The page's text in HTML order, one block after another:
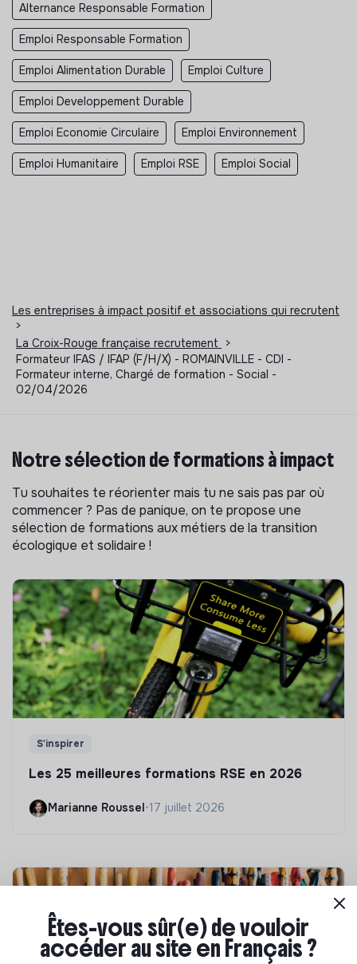
Alternance Responsable Formation
Emploi Responsable Formation
Emploi Alimentation Durable Emploi Culture
Emploi Developpement Durable
Emploi Economie Circulaire Emploi Environnement
Emploi Humanitaire Emploi RSE Emploi Social
Les entreprises à impact positif et associations qui recrutent
>
La Croix-Rouge française recrutement
>
Formateur IFAS / IFAP (F/H/X) - ROMAINVILLE - CDI -
Formateur interne, Chargé de formation - Social -
02/04/2026
Notre sélection de formations à impact
Tu souhaites te réorienter mais tu ne sais pas par où
commencer ? Pas de panique, on te propose une
sélection de formations aux métiers de la transition
écologique et solidaire !
S'inspirer
Les 25 meilleures formations RSE en 2026
Marianne Roussel •17 juillet 2026
Êtes-vous sûr(e) de vouloir
accéder au site en Français ?